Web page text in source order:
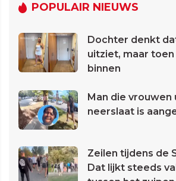
POPULAIR NIEUWS
Dochter denkt
uitziet, maar
binnen
Man die vrouwen
neerslaat is
Zeilen tijdens de
Dat lijkt steeds